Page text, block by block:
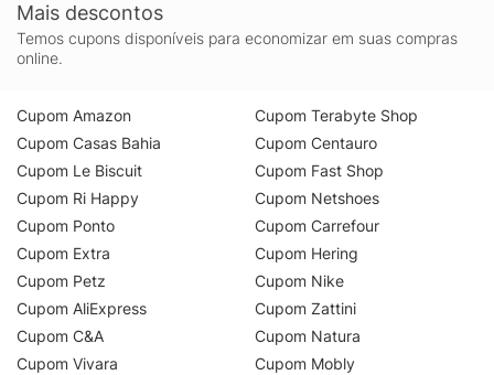
Mais descontos
Temos cupons disponíveis para economizar em suas compras
online.
Cupom Amazon
Cupom Casas Bahia
Cupom Le Biscuit
Cupom Ri Happy
Cupom Ponto
Cupom Extra
Cupom Petz
Cupom AliExpress
Cupom C&A
Cupom Vivara
Cupom Terabyte Shop
Cupom Centauro
Cupom Fast Shop
Cupom Netshoes
Cupom Carrefour
Cupom Hering
Cupom Nike
Cupom Zattini
Cupom Natura
Cupom Mobly